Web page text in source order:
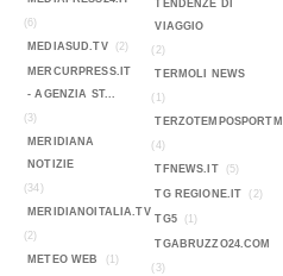
(6)
MEDIASUD.TV
(2)
MERCURPRESS.IT
- AGENZIA ST...
(3)
MERIDIANA
NOTIZIE
(34)
MERIDIANOITALIA.TV
(2)
METEO WEB
(1)
TENDENZE DI
VIAGGIO
(2)
TERMOLI NEWS
(1)
(4)
TFNEWS.IT
(5)
TG REGIONE.IT (2)
TG5 (1)
TGABRUZZO24.COM
(3)